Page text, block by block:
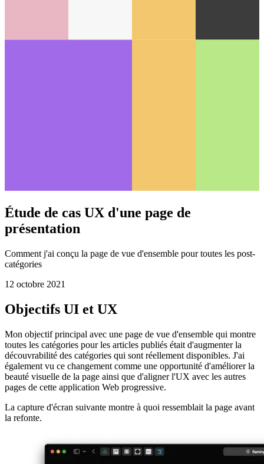
présentation
Comment j'ai conçu la page de vue d'ensemble pour toutes les post-
12 octobre 2021
Objectifs UI et UX
Mon objectif principal avec une page de vue d'ensemble qui montre
toutes les catégories pour les articles publiés était d'augmenter la
découvrabilité des catégories qui sont réellement disponibles. J'ai
beauté visuelle de la page ainsi que d'aligner l'UX avec les autres
pages de cette application Web progressive.